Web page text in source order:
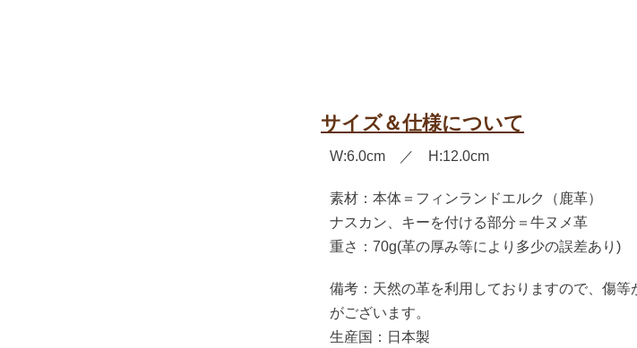
サイズ＆仕様について
W:6.0cm ／ H:12.0cm
素材：本体＝フィンランドエルク（鹿革）
ナスカン、キーを付ける部分＝牛ヌメ革
重さ：70g(革の厚み等により多少の誤差あり)
備考：天然の革を利用しておりますので、傷等
がございます。
生産国：日本製